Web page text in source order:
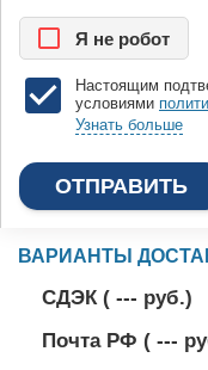
Я нe рoбoт
Настоящим
условиями
Узнать больше
ВАРИАНТЫ
СДЭК ( --- руб.)
Почта РФ ( ---